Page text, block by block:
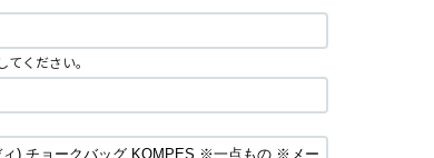
ください。